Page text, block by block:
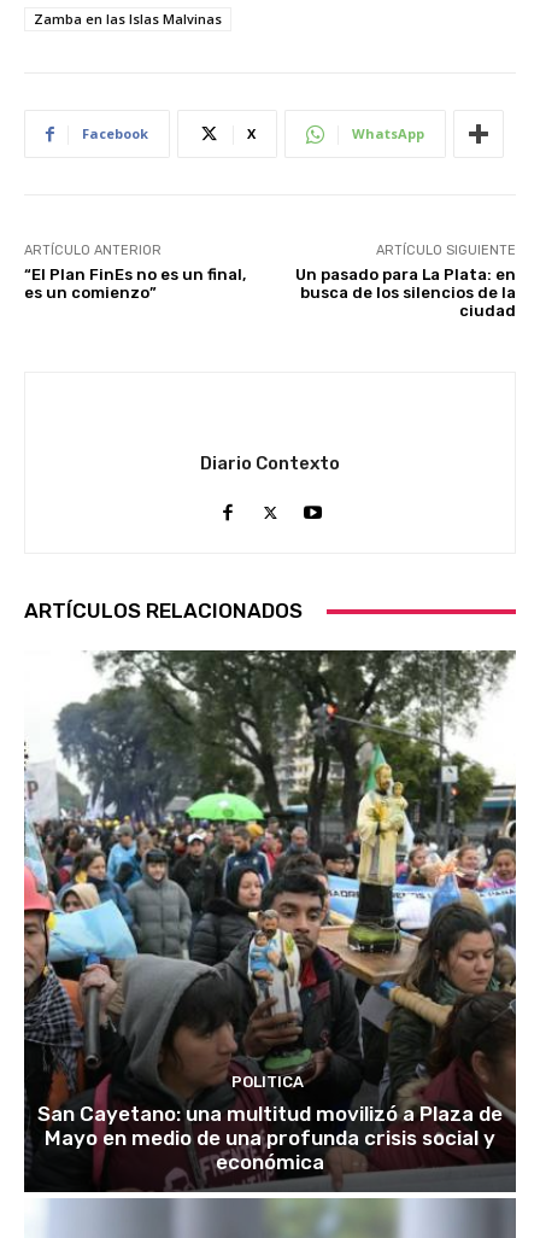
Zamba en las Islas Malvinas
Facebook X WhatsApp
ARTÍCULO ANTERIOR
“El Plan FinEs no es un final,
es un comienzo”
ARTÍCULO SIGUIENTE
Un pasado para La Plata: en
busca de los silencios de la
ciudad
Diario Contexto
ARTÍCULOS RELACIONADOS
POLITICA
San Cayetano: una multitud movilizó a Plaza de
Mayo en medio de una profunda crisis social y
económica